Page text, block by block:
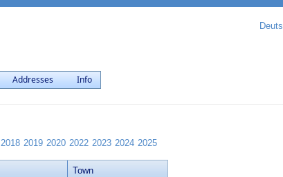
Addresses Info
2018 2019 2020 2022 2023 2024 2025
Town